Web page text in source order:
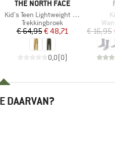
MERK
THE NORTH FACE
Artikel
Kid's Teen Lightweight Conv Hike Pant
Productgroep
Trekkingbroek
Prijs
€ 64,95Verlaagde prijs
€ 48,71
0,0(0)
€ 16,95
DAARVAN?